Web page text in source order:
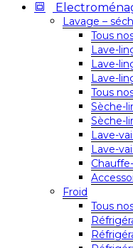
Lavage –
Tous
Lave-
Lave-
Lave-
Tous
Sèche-
Sèche-
Lave-
Lave-
Froid
Tous